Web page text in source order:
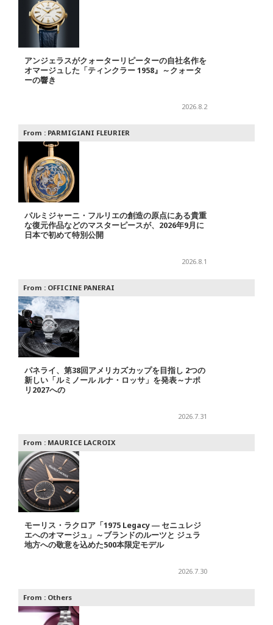
アンジェラスがクォーターリピーターの自社名作を
オマージュした「ティンクラー 1958』～クォータ
ーの響き
2026.8.2
From : PARMIGIANI FLEURIER
パルミジャーニ・フルリエの創造の原点にある貴重
な復元作品などのマスターピースが、2026年9月に
日本で初めて特別公開
2026.8.1
From : OFFICINE PANERAI
パネライ、第38回アメリカズカップを目指し 2つの
新しい「ルミノール ルナ・ロッサ」を発表～ナポ
リ2027への
2026.7.31
From : MAURICE LACROIX
モーリス・ラクロア「1975 Legacy ― セニュレジ
エへのオマージュ」～ブランドのルーツと ジュラ
地方への敬意を込めた500本限定モデル
2026.7.30
From : Others